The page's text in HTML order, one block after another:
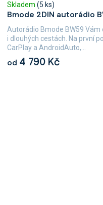
Bmode 2DIN autorádio
Skladem (5 ks)
od 4 790 Kč
Autorádio Bmode BW59
i dlouhých cestách. Na první
CarPlay a AndroidAuto,...